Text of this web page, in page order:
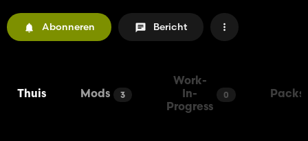
Abonneren Bericht
Thuis Mods 3
Work-
In-
Progress
0 Packs